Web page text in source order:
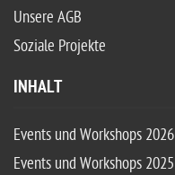
Unsere AGB
Soziale Projekte
INHALT
Events und Workshops 2026
Events und Workshops 2025